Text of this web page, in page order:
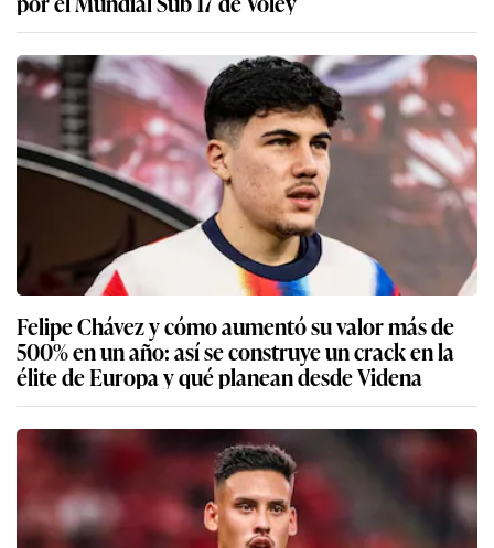
Felipe Chávez y cómo aumentó su valor más de
500% en un año: así se construye un crack en la
élite de Europa y qué planean desde Videna